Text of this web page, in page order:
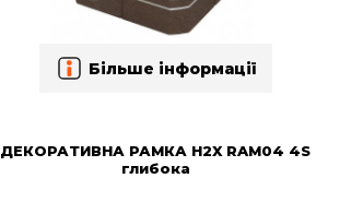
Більше інформації
ДЕКОРАТИВНА РАМКА H2X RAM04 4S
глибока